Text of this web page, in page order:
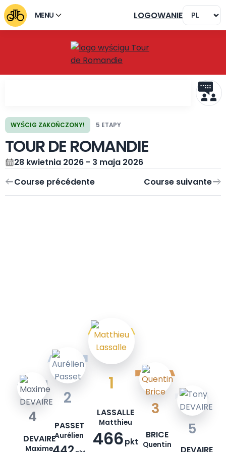
MENU LOGOWANIE
WYŚCIG ZAKOŃCZONY! 5 ETAPY
TOUR DE ROMANDIE
28 kwietnia 2026 - 3 maja 2026
Course précédente Course suivante
1
LASSALLE
Matthieu
466pkt
2
PASSET
Aurélien
3
BRICE
Quentin
4
DEVAIRE
Maxime
5
DEVAIRE